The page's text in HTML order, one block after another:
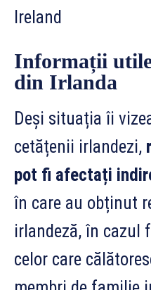
Ireland
Informații
din Irlanda
Deși situația îi
cetățenii irlandezi,
pot fi afectați
în care au obținut
irlandeză, în cazul
celor care